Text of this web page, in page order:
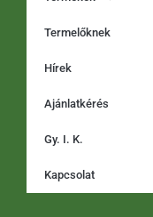
Termelőknek
Hírek
Ajánlatkérés
Gy. I. K.
Kapcsolat